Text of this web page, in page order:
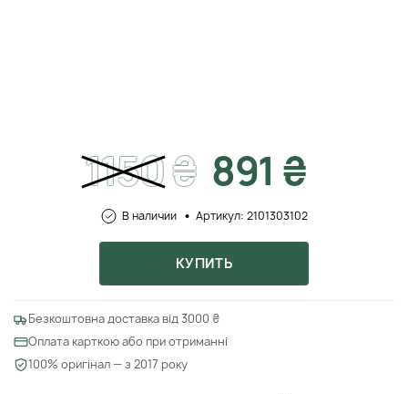
1150₴ 891 ₴
В наличии Артикул: 2101303102
КУПИТЬ
Безкоштовна доставка від 3000 ₴
Оплата карткою або при отриманні
100% оригінал — з 2017 року